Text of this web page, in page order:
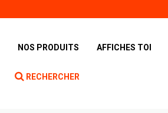
NOS PRODUITS AFFICHES TOI
RECHERCHER